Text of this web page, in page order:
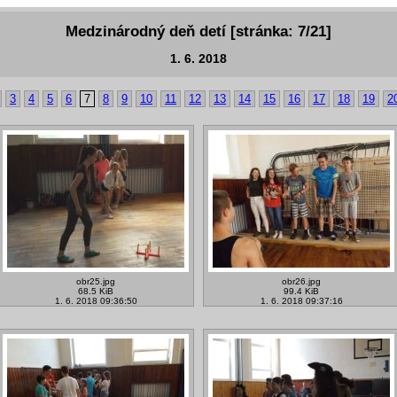
Medzinárodný deň detí [stránka: 7/21]
1. 6. 2018
3 4 5 6 7 8 9 10 11 12 13 14 15 16 17 18 19
obr25.jpg
68.5 KiB
1. 6. 2018 09:36:50
obr26.jpg
99.4 KiB
1. 6. 2018 09:37:16